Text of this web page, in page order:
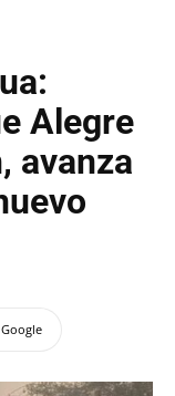
Alegre
avanza